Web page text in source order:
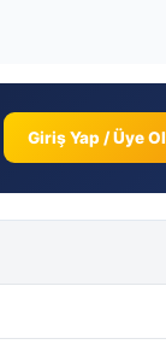
Giriş Yap / Üye Ol